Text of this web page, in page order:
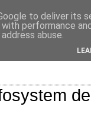
to deliver its
with performance
abuse.